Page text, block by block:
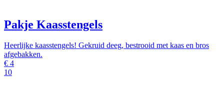
Pakje Kaasstengels
Heerlijke kaasstengels! Gekruid deeg, bestrooid met kaas en bros
afgebakken.
€ 4
10